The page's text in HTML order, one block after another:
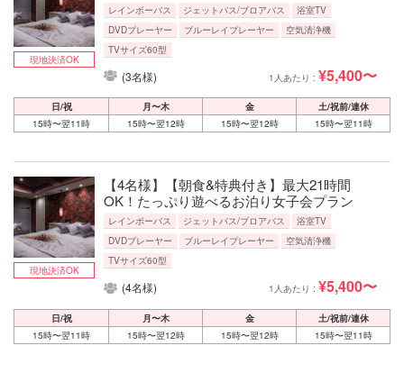
レインボーバス ジェットバス/ブロアバス
浴室TV
DVDプレーヤー
ブルーレイプレーヤー
空気清浄機
TVサイズ60型
(3名様) 1人あたり : ¥5,400〜
現地決済OK
日/祝 月〜木 金
土/祝前/連休
15時〜翌11時
15時〜翌12時 15時〜翌12時 15時〜翌11時
【4名様】【朝食&特典付き】最大21時間
OK！たっぷり遊べるお泊り女子会プラン
レインボーバス ジェットバス/ブロアバス
浴室TV
DVDプレーヤー
ブルーレイプレーヤー
空気清浄機
TVサイズ60型
(4名様) 1人あたり : ¥5,400〜
現地決済OK
日/祝 月〜木 金
土/祝前/連休
15時〜翌11時
15時〜翌12時 15時〜翌12時 15時〜翌11時